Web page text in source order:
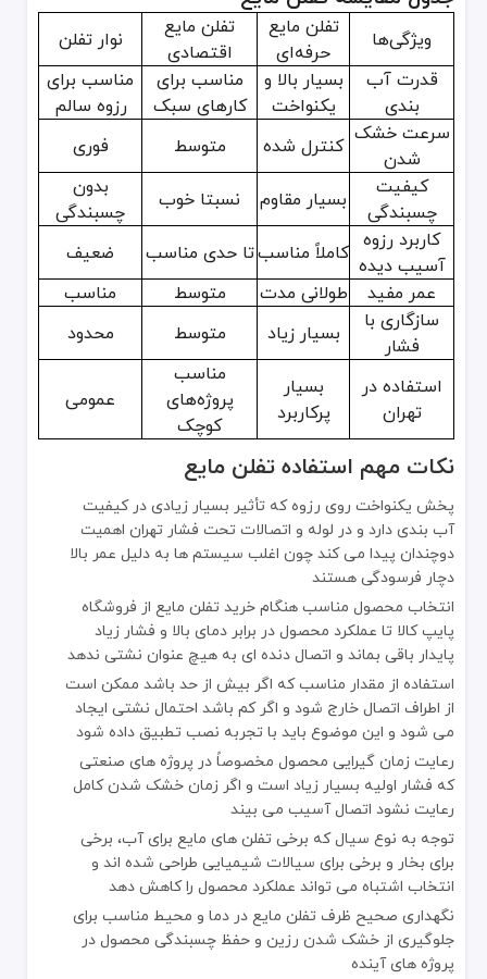
ویژگی‌ها
تفلن مایع
حرفه‌ای
تفلن مایع
اقتصادی
نوار تفلن
قدرت آب
بندی
بسیار بالا و
یکنواخت
مناسب برای
کارهای سبک
مناسب برای
رزوه سالم
سرعت خشک
شدن
کنترل شده متوسط
فوری
کیفیت
چسبندگی
بسیار مقاوم نسبتا خوب
بدون
چسبندگی
کاربرد رزوه
آسیب دیده کاملاً مناسبتا حدی مناسب
ضعیف
عمر مفید
طولانی مدت متوسط
مناسب
سازگاری با
فشار
بسیار زیاد متوسط
محدود
استفاده در
تهران
بسیار
پرکاربرد
مناسب
پروژه‌های
کوچک
عمومی
نکات مهم استفاده تفلن مایع
پخش یکنواخت روی رزوه که تأثیر بسیار زیادی در کیفیت
آب بندی دارد و در لوله و اتصالات تحت فشار تهران اهمیت
دوچندان پیدا می کند چون اغلب سیستم ها به دلیل عمر بالا
دچار فرسودگی هستند
انتخاب محصول مناسب هنگام خرید تفلن مایع از فروشگاه
پایپ کالا تا عملکرد محصول در برابر دمای بالا و فشار زیاد
پایدار باقی بماند و اتصال دنده ای به هیچ عنوان نشتی ندهد
استفاده از مقدار مناسب که اگر بیش از حد باشد ممکن است
از اطراف اتصال خارج شود و اگر کم باشد احتمال نشتی ایجاد
می شود و این موضوع باید با تجربه نصب تطبیق داده شود
رعایت زمان گیرایی محصول مخصوصاً در پروژه های صنعتی
که فشار اولیه بسیار زیاد است و اگر زمان خشک شدن کامل
رعایت نشود اتصال آسیب می بیند
توجه به نوع سیال که برخی تفلن های مایع برای آب، برخی
برای بخار و برخی برای سیالات شیمیایی طراحی شده اند و
انتخاب اشتباه می تواند عملکرد محصول را کاهش دهد
نگهداری صحیح ظرف تفلن مایع در دما و محیط مناسب برای
جلوگیری از خشک شدن رزین و حفظ چسبندگی محصول در
پروژه های آینده